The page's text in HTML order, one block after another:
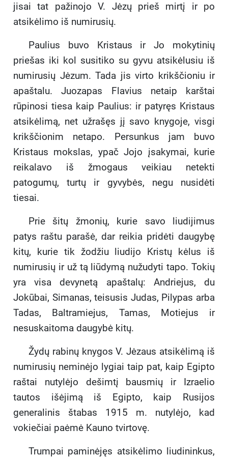
jisai tat pažinojo V. Jėzų prieš mirtį ir po
atsikėlimo iš numirusių.
Paulius buvo Kristaus ir Jo mokytinių
priešas iki kol susitiko su gyvu atsikėlusiu iš
numirusių Jėzum. Tada jis virto krikščioniu ir
apaštalu. Juozapas Flavius netaip karštai
rūpinosi tiesa kaip Paulius: ir patyręs Kristaus
atsikėlimą, net užrašęs jį savo knygoje, visgi
krikščionim netapo. Persunkus jam buvo
Kristaus mokslas, ypač Jojo įsakymai, kurie
reikalavo iš žmogaus veikiau netekti
patogumų, turtų ir gyvybės, negu nusidėti
tiesai.
Prie šitų žmonių, kurie savo liudijimus
patys raštu parašė, dar reikia pridėti daugybę
kitų, kurie tik žodžiu liudijo Kristų kėlus iš
numirusių ir už tą liūdymą nužudyti tapo. Tokių
yra visa devynetą apaštalų: Andriejus, du
Jokūbai, Simanas, teisusis Judas, Pilypas arba
Tadas, Baltramiejus, Tamas, Motiejus ir
nesuskaitoma daugybė kitų.
Žydų rabinų knygos V. Jėzaus atsikėlimą iš
numirusių neminėjo lygiai taip pat, kaip Egipto
raštai nutylėjo dešimtį bausmių ir Izraelio
tautos išėjimą iš Egipto, kaip Rusijos
generalinis štabas 1915 m. nutylėjo, kad
vokiečiai paėmė Kauno tvirtovę.
Trumpai paminėjęs atsikėlimo liudininkus,